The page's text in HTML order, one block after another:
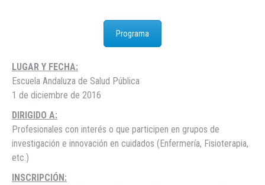
Programa
LUGAR Y FECHA:
Escuela Andaluza de Salud Pública
1 de diciembre de 2016
DIRIGIDO A:
Profesionales con interés o que participen en grupos de
investigación e innovación en cuidados (Enfermería, Fisioterapia,
etc.)
INSCRIPCIÓN: